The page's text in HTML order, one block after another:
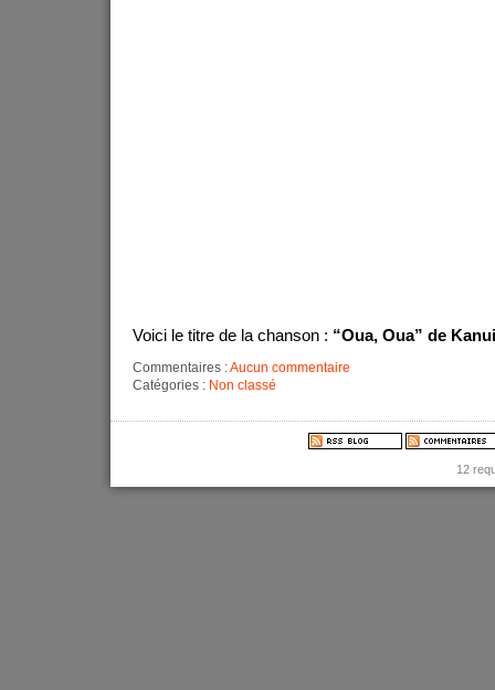
Voici le titre de la chanson : “Oua, Oua” de
Commentaires :Aucun commentaire
Catégories : Non classé
12